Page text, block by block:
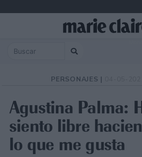
PERSONAJES |
Agustina Palma:
siento libre
lo que me gusta